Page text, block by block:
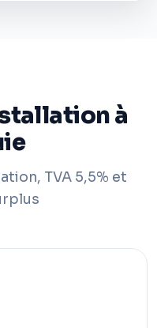
à
TVA 5,5% et